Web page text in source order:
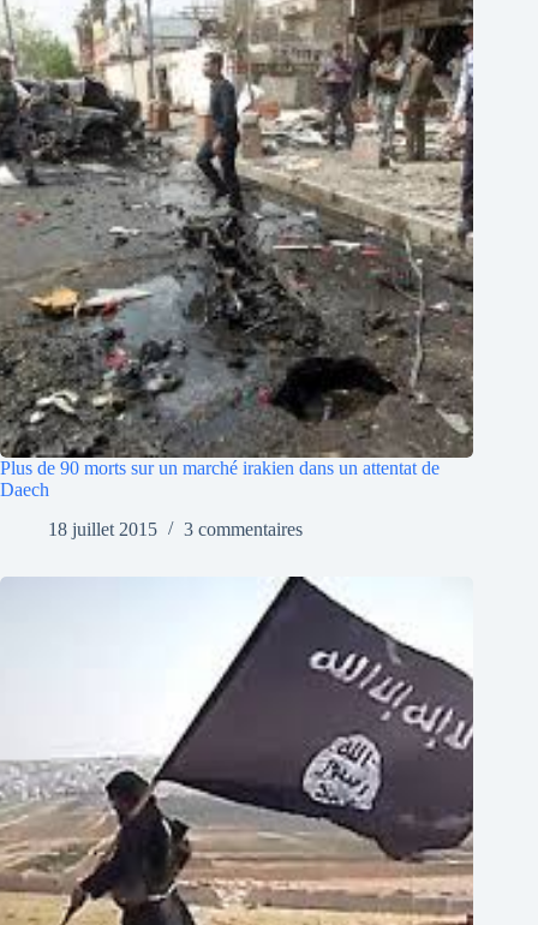
Plus de 90 morts sur un marché irakien dans un attentat de
Daech
18 juillet 2015
3 commentaires